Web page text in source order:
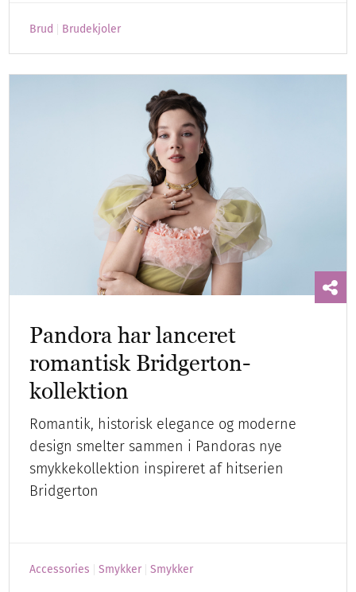
Brud Brudekjoler
Pandora har lanceret
romantisk Bridgerton-
kollektion
Romantik, historisk elegance og moderne
design smelter sammen i Pandoras nye
smykkekollektion inspireret af hitserien
Bridgerton
Accessories Smykker Smykker